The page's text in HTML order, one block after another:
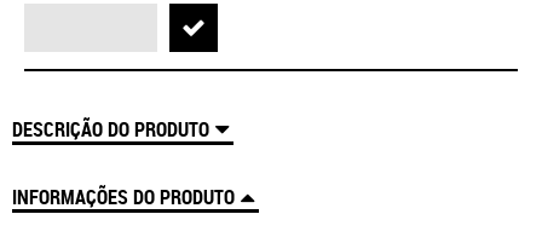
DESCRIÇÃO DO PRODUTO
INFORMAÇÕES DO PRODUTO